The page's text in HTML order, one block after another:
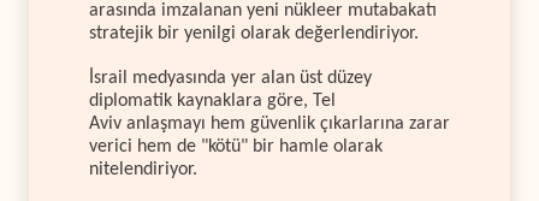
arasında imzalanan yeni nükleer mutabakatı
stratejik bir yenilgi olarak değerlendiriyor.
İsrail medyasında yer alan üst düzey
diplomatik kaynaklara göre, Tel
Aviv anlaşmayı hem güvenlik çıkarlarına zarar
verici hem de "kötü" bir hamle olarak
nitelendiriyor.